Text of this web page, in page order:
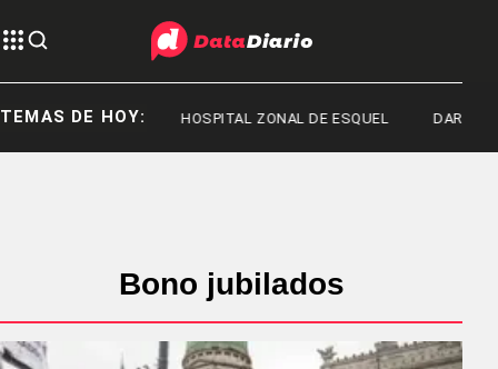
TEMAS DE HOY:
SAN LUIS HOSPITAL ZONAL DE ESQUEL DARÍO
Bono jubilados